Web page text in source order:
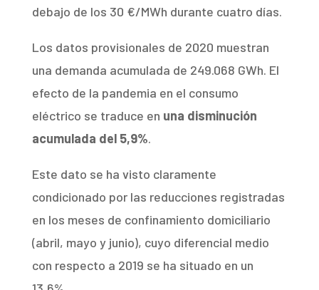
debajo de los 30 €/MWh durante cuatro días.
Los datos provisionales de 2020 muestran
una demanda acumulada de 249.068 GWh. El
efecto de la pandemia en el consumo
eléctrico se traduce en una disminución
acumulada del 5,9%.
Este dato se ha visto claramente
condicionado por las reducciones registradas
en los meses de confinamiento domiciliario
(abril, mayo y junio), cuyo diferencial medio
con respecto a 2019 se ha situado en un